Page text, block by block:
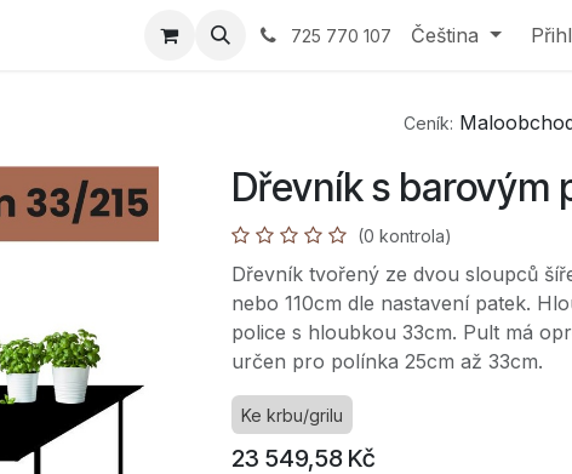
Nabídka Reference Společnost
725 770 107 Čeština
Ceník:
Dřevník s barovým
(0 kontrola)
Dřevník tvořený ze dvou sloupců
nebo 110cm dle nastavení patek.
police s hloubkou 33cm. Pult má
určen pro polínka 25cm až 33cm.
Ke krbu/grilu
23 549,58 Kč